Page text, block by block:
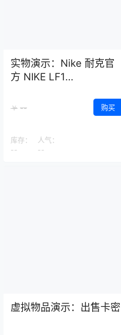
实物演示：Nike 耐克官
方 NIKE LF1
运动鞋 AA1125
￥ -- 购买
库存：
--
人气：
--
虚拟物品演示：出售卡密